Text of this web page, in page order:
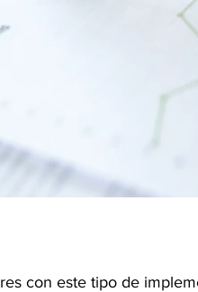
con este tipo de